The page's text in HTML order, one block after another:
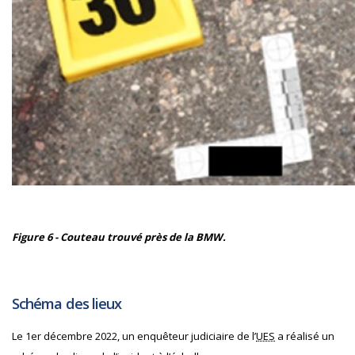
Figure 6 - Couteau trouvé près de la BMW.
Schéma des lieux
Le 1er décembre 2022, un enquêteur judiciaire de l’UES a réalisé un